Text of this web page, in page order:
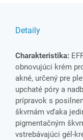
Detaily
Charakteristika:
obnovujúci krém
akné, určený pre
upchaté póry a
prípravok s
škvrnám vďaka
pigmentačným
vstrebávajúci gél-